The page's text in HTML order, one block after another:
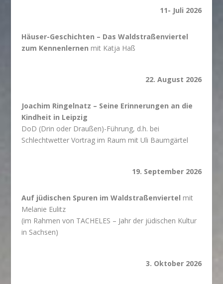
11- Juli 2026
Häuser-Geschichten – Das Waldstraßenviertel
zum Kennenlernen mit Katja Haß
22. August 2026
Joachim Ringelnatz – Seine Erinnerungen an die
Kindheit in Leipzig
DoD (Drin oder Draußen)-Führung, d.h. bei
Schlechtwetter Vortrag im Raum mit Uli Baumgärtel
19. September 2026
Auf jüdischen Spuren im Waldstraßenviertel mit
Melanie Eulitz
(im Rahmen von TACHELES – Jahr der jüdischen Kultur
in Sachsen)
3. Oktober 2026